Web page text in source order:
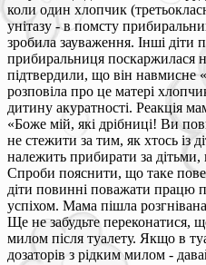
коли один хлопчик
унітазу - в помсту
зробила зауваження. Інші діти
прибиральниця поскаржилася
підтвердили, що він навмисне
розповіла про це матері
дитину акуратності. Реакція
«Боже мій, які дрібниці! Ви
не стежити за тим, як хтось із
належить прибирати за
Спроби пояснити, що таке
діти повинні поважати працю
успіхом. Мама пішла
Ще не забудьте переконатися,
милом після туалету. Якщо в
дозаторів з рідким милом -